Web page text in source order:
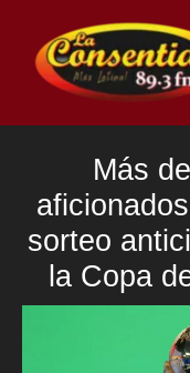
contenido
Más
sorteo
la Copa